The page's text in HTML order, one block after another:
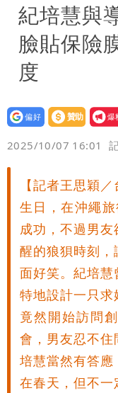
「終於能
外送專法
員收益變
高希均辭
紀培慧與
臉貼保險
度
設為
贊助
我要
爆料
2025/10/07 16:01
【記者王思穎
生日，在沖繩
成功，不過男
醒的狼狽時刻
面好笑。紀培
特地設計一只
竟然開始訪問
會，男友忍不
培慧當然有答
在春天，但不一